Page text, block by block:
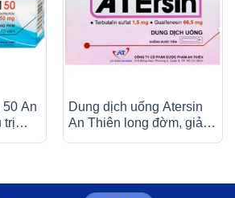
50 An
trị
Dung dịch uống Atersin
An Thiên long đờm, giảm